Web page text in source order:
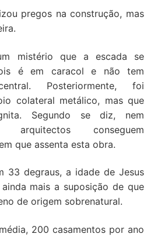
pregos na construção, mas
mistério que a escada se
é em caracol e não tem
Posteriormente, foi
colateral metálico, mas que
Segundo se diz, nem
arquitectos conseguem
que assenta esta obra.
33 degraus, a idade de Jesus
mais a suposição de que
de origem sobrenatural.
200 casamentos por ano